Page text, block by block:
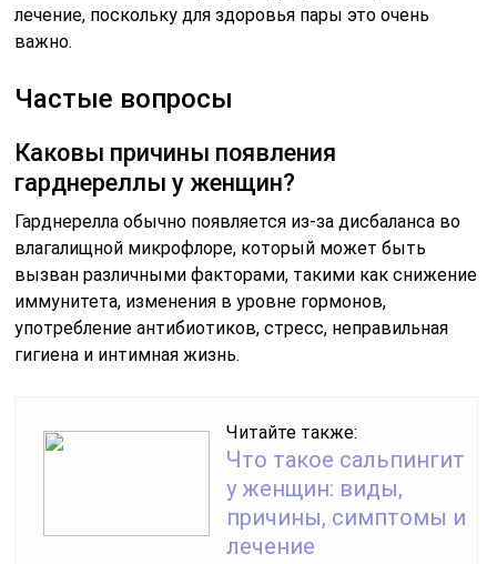
лечение, поскольку для здоровья пары это очень
важно.
Частые вопросы
Каковы причины появления
гарднереллы у женщин?
Гарднерелла обычно появляется из-за дисбаланса во
влагалищной микрофлоре, который может быть
вызван различными факторами, такими как снижение
иммунитета, изменения в уровне гормонов,
употребление антибиотиков, стресс, неправильная
гигиена и интимная жизнь.
Читайте также:
Что такое сальпингит
у женщин: виды,
причины, симптомы и
лечение